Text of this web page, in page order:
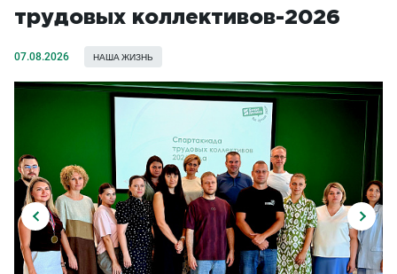
трудовых коллективов-2026
07.08.2026 НАША ЖИЗНЬ